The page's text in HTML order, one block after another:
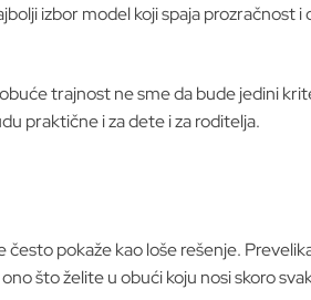
izbor model koji spaja prozračnost
trajnost ne sme da bude jedini
praktične i za dete i za roditelja.
pokaže kao loše rešenje.
što želite u obući koju nosi skoro